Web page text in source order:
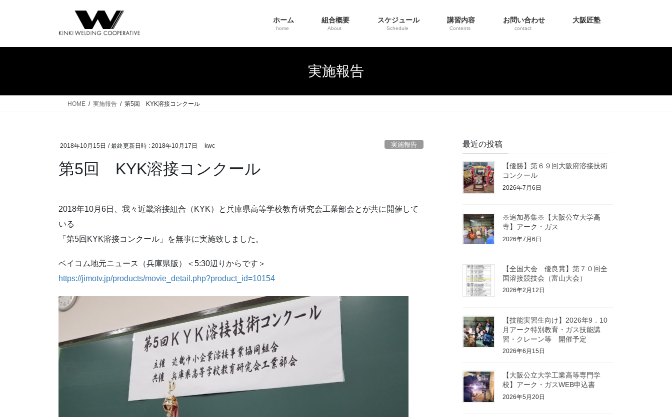
ホーム
home
組合概要
About
スケジュール
Schedule
講習内容
Contents
お問い合わせ
contact
大阪匠塾
実施報告
HOME 実施報告 第5回 KYK溶接コンクール
2018年10月15日 / 最終更新日時 : 2018年10月17日 kwc 実施報告
第5回 KYK溶接コンクール
2018年10月6日、我々近畿溶接組合（KYK）と兵庫県高等学校教育研究会工業部会とが共に開催して
いる
「第5回KYK溶接コンクール」を無事に実施致しました。
ベイコム地元ニュース（兵庫県版）＜5:30辺りからです＞
https://jimotv.jp/products/movie_detail.php?product_id=10154
最近の投稿
【優勝】第６９回大阪府溶接技術
コンクール
2026年7月6日
※追加募集※【大阪公立大学高
専】アーク・ガス
2026年7月6日
【全国大会 優良賞】第７０回全
国溶接競技会（富山大会）
2026年2月12日
【技能実習生向け】2026年9．10
月アーク特別教育・ガス技能講
習・クレーン等 開催予定
2026年6月15日
【大阪公立大学工業高等専門学
校】アーク・ガスWEB申込書
2026年5月20日